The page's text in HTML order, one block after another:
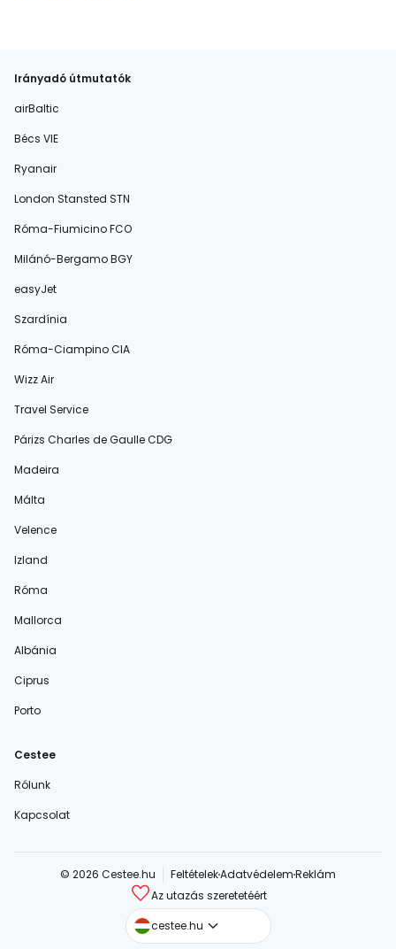
Irányadó útmutatók
airBaltic
Bécs VIE
Ryanair
London Stansted STN
Róma-Fiumicino FCO
Milánó-Bergamo BGY
easyJet
Szardínia
Róma-Ciampino CIA
Wizz Air
Travel Service
Párizs Charles de Gaulle CDG
Madeira
Málta
Velence
Izland
Róma
Mallorca
Albánia
Ciprus
Porto
Cestee
Rólunk
Kapcsolat
© 2026 Cestee.hu FeltételekAdatvédelemReklám
Az utazás szeretetéért
cestee.hu
cestee.com
cestee.sk